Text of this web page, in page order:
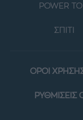
POWER
ΣΠΙΤΙ
ΟΡΟΙ
ΡΥΘΜΙΣΕΙΣ